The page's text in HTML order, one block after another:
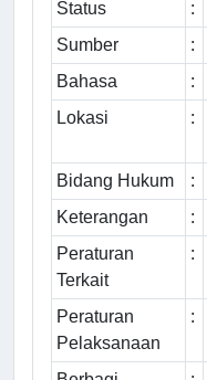
Status :
Sumber :
Bahasa
:
Lokasi
:
Bidang Hukum
:
Keterangan
:
Peraturan
Terkait
:
Peraturan
Pelaksanaan
: